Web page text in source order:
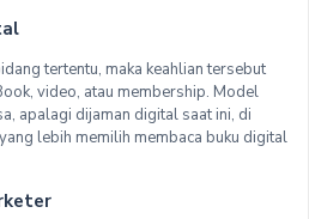
tertentu, maka keahlian tersebut
video, atau membership. Model
apalagi dijaman digital saat ini, di
lebih memilih membaca buku digital